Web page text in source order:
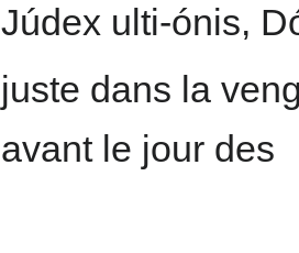
Júdex ulti-ónis,
juste dans la
avant le jour des